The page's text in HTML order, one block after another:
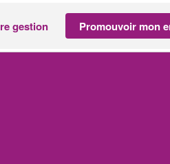
gestion Promouvoir mon